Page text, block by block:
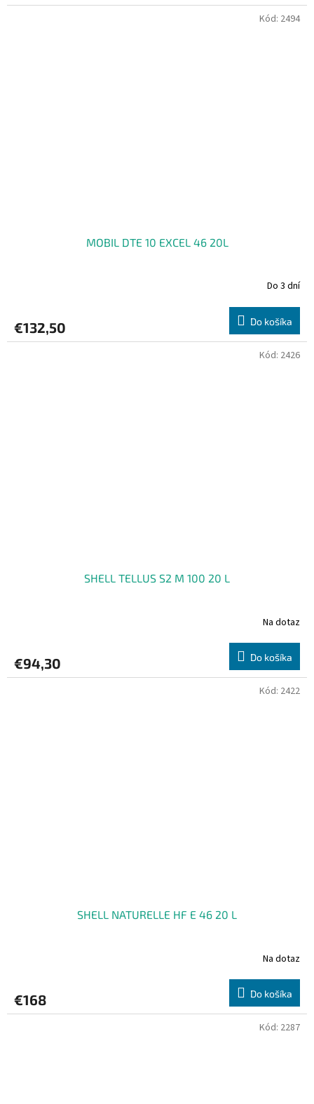
MOBIL DTE 10 EXCEL 46 20L
Do 3 dní
€132,50 Do košíka
Kód: 2494
SHELL TELLUS S2 M 100 20 L
Na dotaz
€94,30 Do košíka
Kód: 2426
SHELL NATURELLE HF E 46 20 L
Na dotaz
€168 Do košíka
Kód: 2422
Kód: 2287